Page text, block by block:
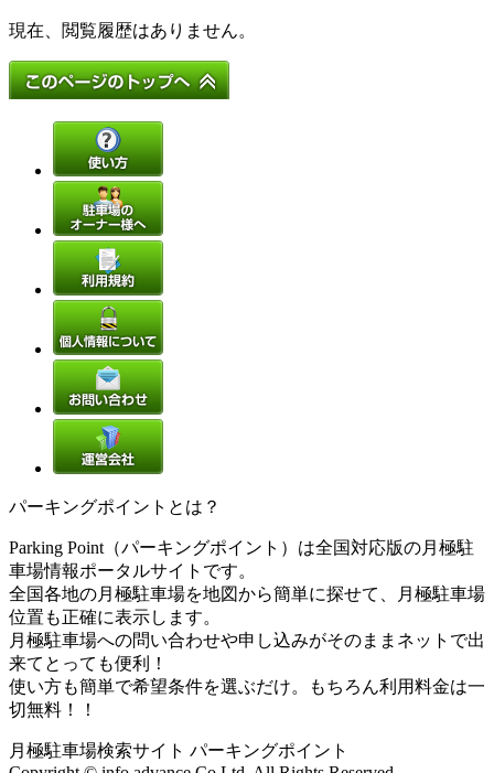
現在、閲覧履歴はありません。
パーキングポイントとは？
Parking Point（パーキングポイント）は全国対応版の月極駐
車場情報ポータルサイトです。
全国各地の月極駐車場を地図から簡単に探せて、月極駐車場
位置も正確に表示します。
月極駐車場への問い合わせや申し込みがそのままネットで出
来てとっても便利！
使い方も簡単で希望条件を選ぶだけ。もちろん利用料金は一
切無料！！
月極駐車場検索サイト パーキングポイント